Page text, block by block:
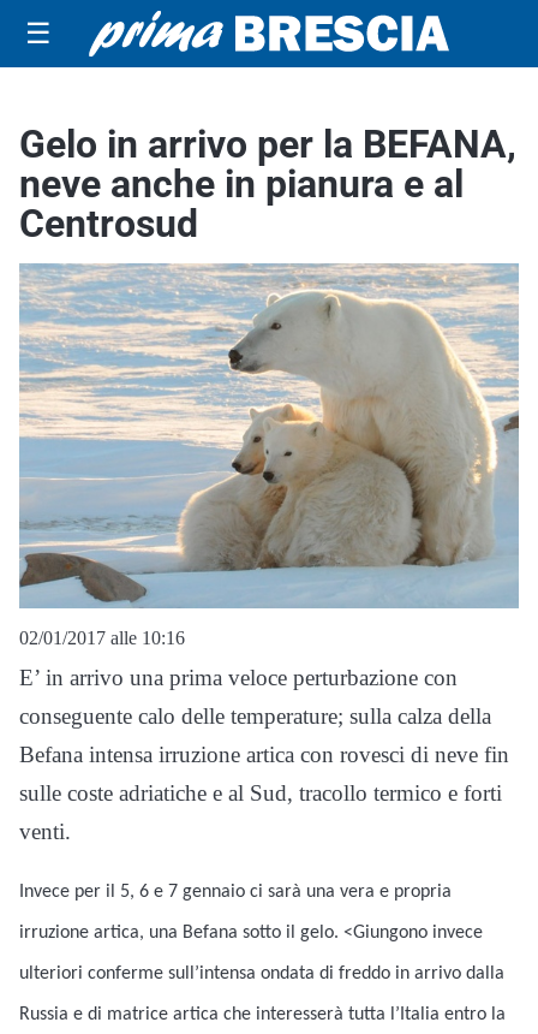
☰
Gelo in arrivo per la BEFANA,
neve anche in pianura e al
Centrosud
02/01/2017 alle 10:16
E’ in arrivo una prima veloce perturbazione con
conseguente calo delle temperature; sulla calza della
Befana intensa irruzione artica con rovesci di neve fin
sulle coste adriatiche e al Sud, tracollo termico e forti
venti.
Invece per il 5, 6 e 7 gennaio ci sarà una vera e propria
irruzione artica, una Befana sotto il gelo. <Giungono invece
ulteriori conferme sull’intensa ondata di freddo in arrivo dalla
Russia e di matrice artica che interesserà tutta l’Italia entro la